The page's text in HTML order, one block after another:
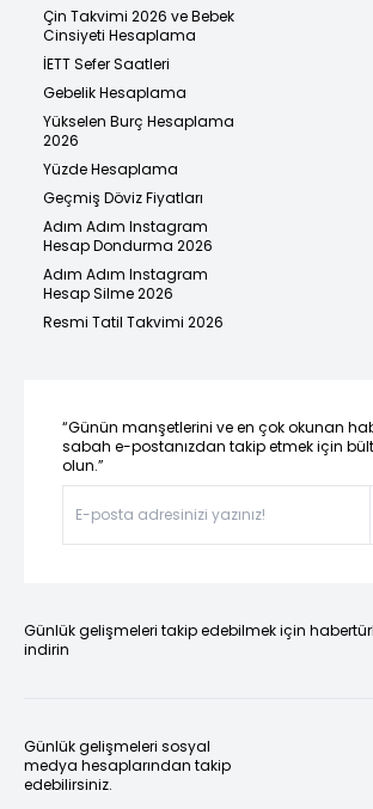
Çin Takvimi 2026 ve Bebek
Cinsiyeti Hesaplama
İETT Sefer Saatleri
Gebelik Hesaplama
Yükselen Burç Hesaplama
2026
Yüzde Hesaplama
Geçmiş Döviz Fiyatları
Adım Adım Instagram
Hesap Dondurma 2026
Adım Adım Instagram
Hesap Silme 2026
Resmi Tatil Takvimi 2026
“Günün manşetlerini ve en çok okunan
sabah e-postanızdan takip etmek için
olun.”
Günlük gelişmeleri takip edebilmek için
indirin
Günlük gelişmeleri sosyal
medya hesaplarından takip
edebilirsiniz.